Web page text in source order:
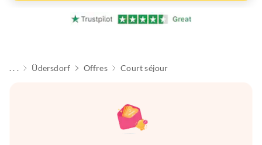
. . . Üdersdorf Offres Court séjour